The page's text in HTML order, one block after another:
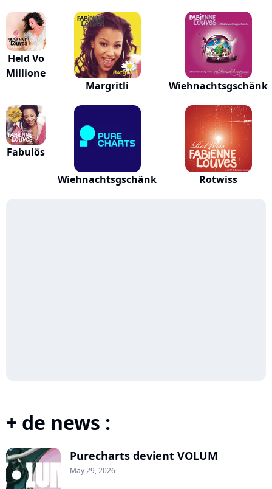
Held Vo
Millione
Margritli
Wiehnachtsgschänk
Fabulös
Wiehnachtsgschänk Rotwiss
+ de news :
Purecharts devient VOLUM
May 29, 2026